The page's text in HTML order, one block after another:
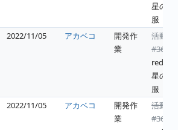
星の征
服
2022/11/05 アカベコ
開発作
業
活動
#364
星の征
服
2022/11/05 アカベコ
開発作
業
活動
#364